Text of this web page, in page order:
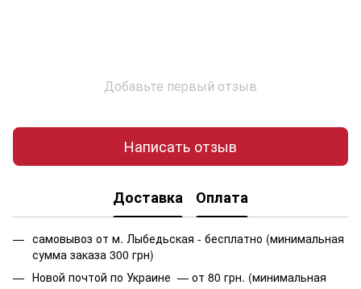
Добавьте первый отзыв
Написать отзыв
Доставка Оплата
самовывоз от м. Лыбедьская - бесплатно (минимальная
сумма заказа 300 грн)
Новой почтой по Украине — от 80 грн. (минимальная